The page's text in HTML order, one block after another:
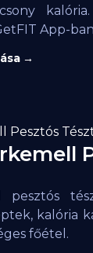
App-
→
pesztós
kalória
főétel.